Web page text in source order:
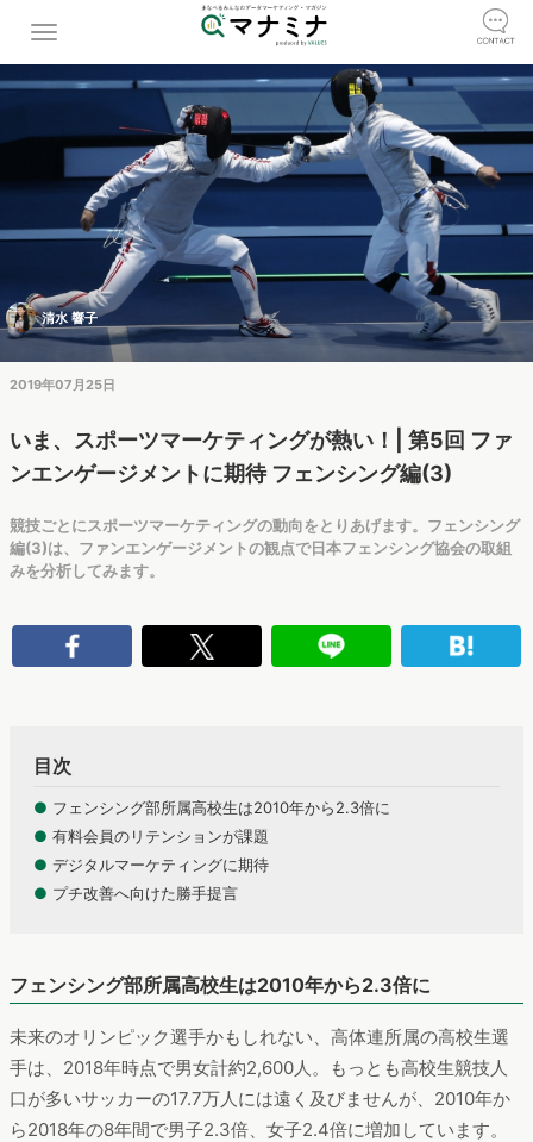
清水 響子
2019年07月25日
いま、スポーツマーケティングが熱い！| 第5回 ファ
ンエンゲージメントに期待 フェンシング編(3)
競技ごとにスポーツマーケティングの動向をとりあげます。フェンシング
編(3)は、ファンエンゲージメントの観点で日本フェンシング協会の取組
みを分析してみます。
目次
● フェンシング部所属高校生は2010年から2.3倍に
● 有料会員のリテンションが課題
● デジタルマーケティングに期待
● プチ改善へ向けた勝手提言
フェンシング部所属高校生は2010年から2.3倍に
未来のオリンピック選手かもしれない、高体連所属の高校生選
手は、2018年時点で男女計約2,600人。もっとも高校生競技人
口が多いサッカーの17.7万人には遠く及びませんが、2010年か
ら2018年の8年間で男子2.3倍、女子2.4倍に増加しています。